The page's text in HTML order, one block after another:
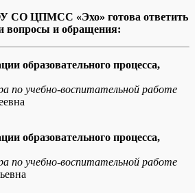
СО ЦПМСС «Эхо» готова ответить
вопросы и обращения:
образовательного процесса,
по учебно-воспитательной работе
образовательного процесса,
по учебно-воспитательной работе